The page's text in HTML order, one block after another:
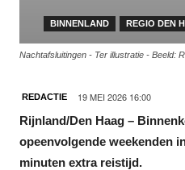
BINNENLAND REGIO DEN
Nachtafsluitingen - Ter illustratie - Beeld:
REDACTIE 19 MEI 2026 16:00
Rijnland/Den Haag –
opeenvolgende weekenden
minuten extra reistijd.